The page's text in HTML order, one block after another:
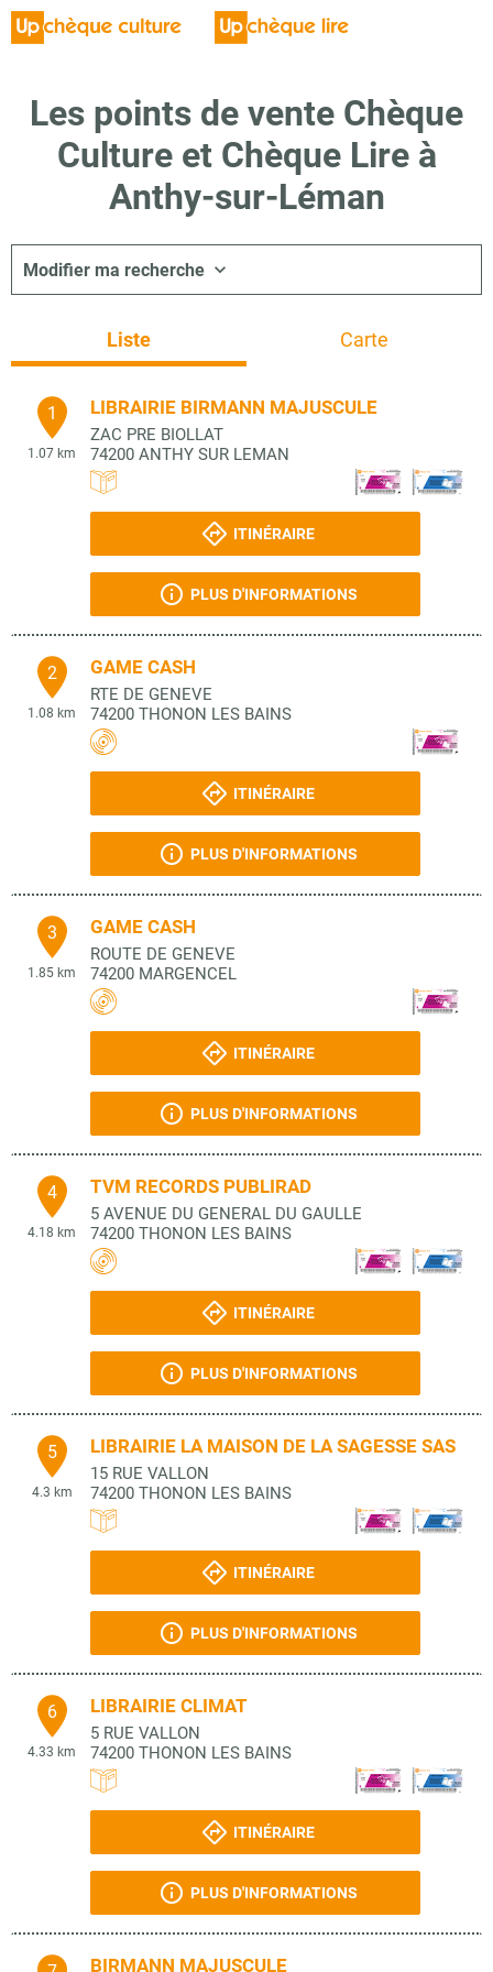
Les points de vente Chèque
Culture et Chèque Lire à
Anthy-sur-Léman
Modifier ma recherche
Liste Carte
1
1.07 km
LIBRAIRIE BIRMANN MAJUSCULE
ZAC PRE BIOLLAT
74200 ANTHY SUR LEMAN
ITINÉRAIRE
PLUS D'INFORMATIONS
2
1.08 km
GAME CASH
RTE DE GENEVE
74200 THONON LES BAINS
ITINÉRAIRE
PLUS D'INFORMATIONS
3
1.85 km
GAME CASH
ROUTE DE GENEVE
74200 MARGENCEL
ITINÉRAIRE
PLUS D'INFORMATIONS
4
4.18 km
TVM RECORDS PUBLIRAD
5 AVENUE DU GENERAL DU GAULLE
74200 THONON LES BAINS
ITINÉRAIRE
PLUS D'INFORMATIONS
5
4.3 km
LIBRAIRIE LA MAISON DE LA SAGESSE SAS
15 RUE VALLON
74200 THONON LES BAINS
ITINÉRAIRE
PLUS D'INFORMATIONS
6
4.33 km
LIBRAIRIE CLIMAT
5 RUE VALLON
74200 THONON LES BAINS
ITINÉRAIRE
PLUS D'INFORMATIONS
BIRMANN MAJUSCULE